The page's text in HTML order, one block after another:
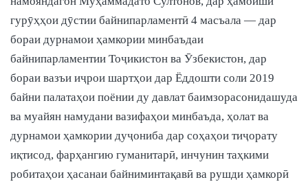
гурӯҳҳои дӯстии байнипарламентӣ 4 масъала — дар
бораи дурнамои ҳамкории минбаъдаи
байнипарламентии Тоҷикистон ва Ӯзбекистон, дар
бораи вазъи иҷрои шартҳои дар Ёддошти соли 2019
байни палатаҳои поёнии ду давлат баимзорасонидашуда
ва муайян намудани вазифаҳои минбаъда, ҳолат ва
дурнамои ҳамкории дуҷониба дар соҳаҳои тиҷорату
иқтисод, фарҳангию гуманитарӣ, инчунин таҳкими
робитаҳои ҳасанаи байниминтақавӣ ва рушди ҳамкорӣ